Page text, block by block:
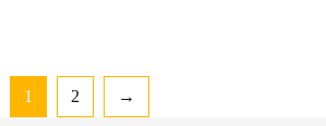
1 2 →